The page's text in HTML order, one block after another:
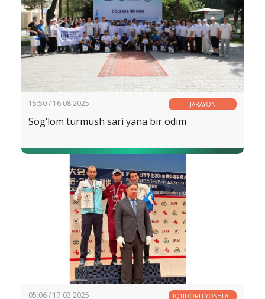
15:50 / 16.08.2025 JARAYON
Sog‘lom turmush sari yana bir odim
05:06 / 17.03.2025 IQTIDORLI YOSHLAR